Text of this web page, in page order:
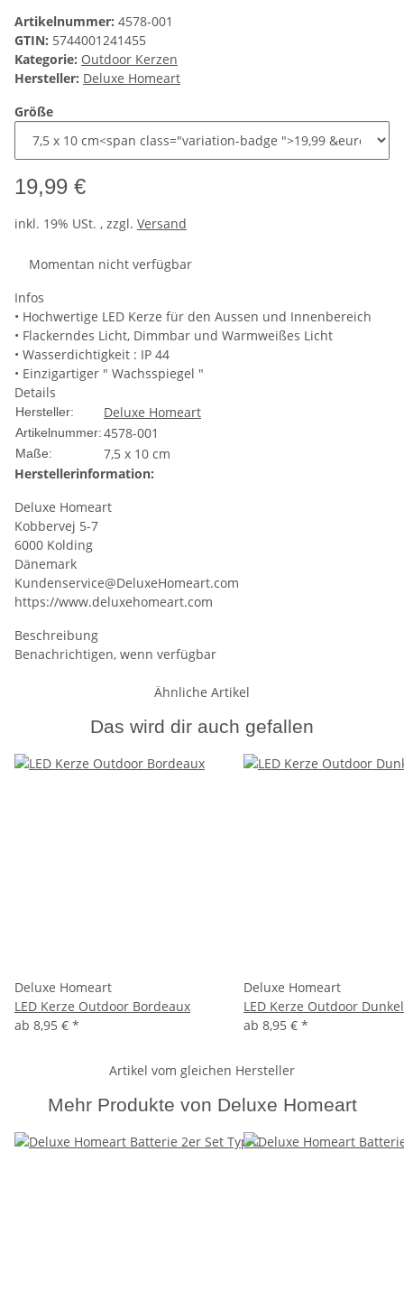
Artikelnummer: 4578-001
GTIN: 5744001241455
Kategorie: Outdoor Kerzen
Hersteller: Deluxe Homeart
Größe
19,99 €
inkl. 19% USt. , zzgl. Versand
Momentan nicht verfügbar
Infos
• Hochwertige LED Kerze für den Aussen und Innenbereich
• Flackerndes Licht, Dimmbar und Warmweißes Licht
• Wasserdichtigkeit : IP 44
• Einzigartiger " Wachsspiegel "
Details
Hersteller: Deluxe Homeart
Artikelnummer:4578-001
Maße:
7,5 x 10 cm
Herstellerinformation:
Deluxe Homeart
Kobbervej 5-7
6000 Kolding
Dänemark
Kundenservice@DeluxeHomeart.com
https://www.deluxehomeart.com
Beschreibung
Benachrichtigen, wenn verfügbar
Ähnliche Artikel
Das wird dir auch gefallen
Deluxe Homeart
LED Kerze Outdoor Bordeaux
ab 8,95 € *
Deluxe Homeart
LED Kerze Outdoor
ab 8,95 € *
Artikel vom gleichen Hersteller
Mehr Produkte von Deluxe Homeart